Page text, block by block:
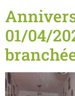
01/04/